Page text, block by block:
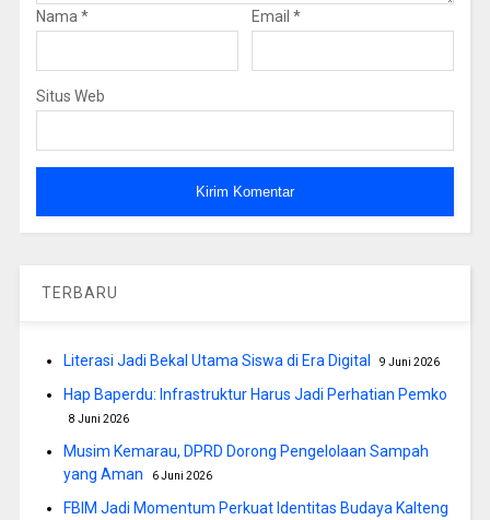
Nama* Email *
Situs Web
TERBARU
Literasi Jadi Bekal Utama Siswa di Era Digital 9 Juni 2026
Hap Baperdu: Infrastruktur Harus Jadi Perhatian Pemko
8 Juni 2026
Musim Kemarau, DPRD Dorong Pengelolaan Sampah
yang Aman
6 Juni 2026
FBIM Jadi Momentum Perkuat Identitas Budaya Kalteng